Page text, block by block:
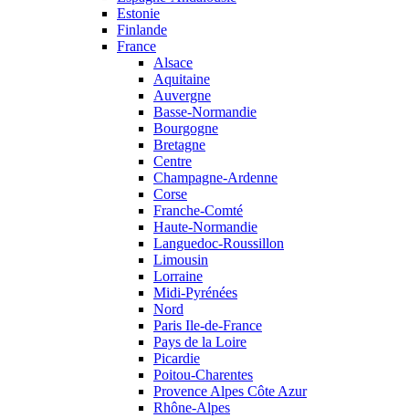
Estonie
Finlande
France
Alsace
Aquitaine
Auvergne
Basse-Normandie
Bourgogne
Bretagne
Centre
Champagne-Ardenne
Corse
Franche-Comté
Haute-Normandie
Languedoc-Roussillon
Limousin
Lorraine
Midi-Pyrénées
Nord
Paris Ile-de-France
Pays de la Loire
Picardie
Poitou-Charentes
Provence Alpes Côte Azur
Rhône-Alpes